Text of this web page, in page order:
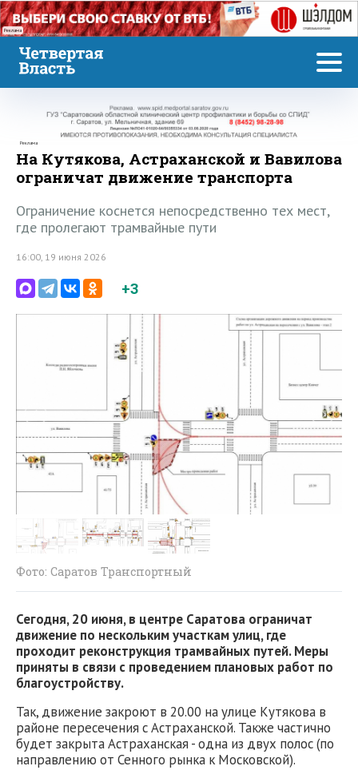
Реклама
Реклама
На Кутякова, Астраханской и Вавилова
ограничат движение транспорта
Ограничение коснется непосредственно тех мест,
где пролегают трамвайные пути
16:00, 19 июня 2026
+3
Фото: Саратов Транспортный
Сегодня, 20 июня, в центре Саратова ограничат
движение по нескольким участкам улиц, где
проходит реконструкция трамвайных путей. Меры
приняты в связи с проведением плановых работ по
благоустройству.
Так, движение закроют в 20.00 на улице Кутякова в
районе пересечения с Астраханской. Также частично
будет закрыта Астраханская - одна из двух полос (по
направлению от Сенного рынка к Московской).